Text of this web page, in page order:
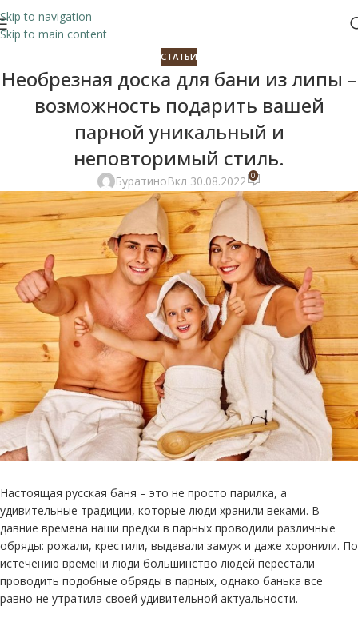
Skip to navigation
Skip to main content
СТАТЬИ
Необрезная доска для бани из липы –
возможность подарить вашей
парной уникальный и
неповторимый стиль.
БуратиноВкл 30.08.2022 0
Настоящая русская баня – это не просто парилка, а
удивительные традиции, которые люди хранили веками. В
давние времена наши предки в парных проводили различные
обряды: рожали, крестили, выдавали замуж и даже хоронили. По
истечению времени люди большинство людей перестали
проводить подобные обряды в парных, однако банька все
равно не утратила своей удивительной актуальности.